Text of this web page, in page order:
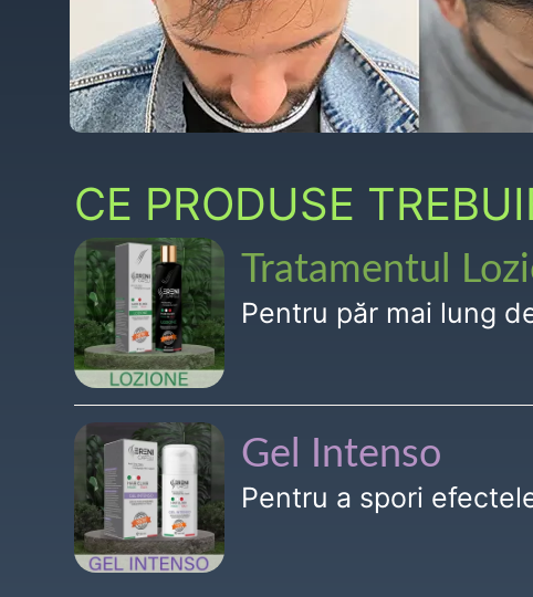
CE PRODUSE
Tratamentul
Pentru păr mai lung
Gel Intenso
Pentru a spori